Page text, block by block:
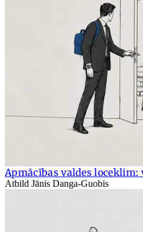
Apmācības valdes
Atbild Jānis Danga-Guobis